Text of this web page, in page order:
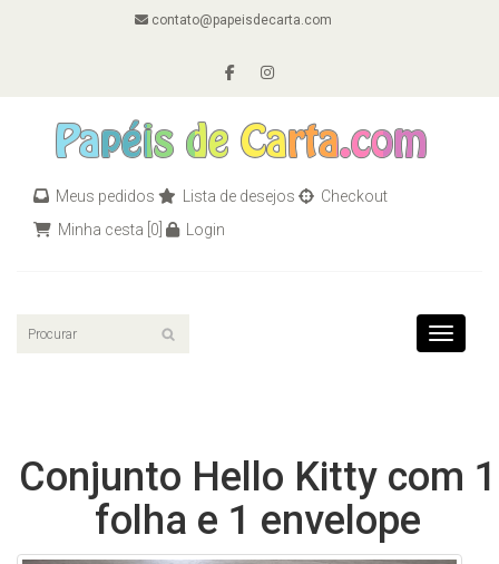
contato@papeisdecarta.com
Meus pedidos Lista de desejos
Checkout
Minha cesta [0] Login
Toggle
Conjunto Hello Kitty com 1
folha e 1 envelope